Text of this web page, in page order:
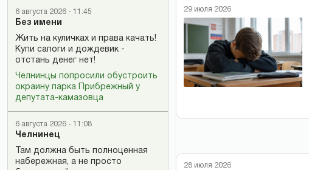
6 августа 2026 - 11:45
Без имени
Жить на куличках и права качать!
Купи сапоги и дождевик -
отстань денег нет!
Челнинцы попросили обустроить
окраину парка Прибрежный у
депутата-камазовца
6 августа 2026 - 11:08
Челнинец
Там должна быть полноценная
набережная, а не просто
29 июля 2026
28 июля 2026